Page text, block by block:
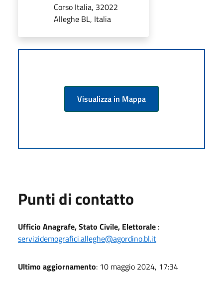
Corso Italia, 32022
Alleghe BL, Italia
Visualizza in Mappa
Punti di contatto
Ufficio Anagrafe, Stato Civile, Elettorale :
servizidemografici.alleghe@agordino.bl.it
Ultimo aggiornamento: 10 maggio 2024, 17:34